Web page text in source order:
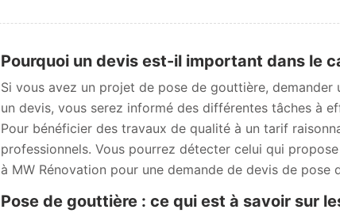
Pourquoi un devis est-il important dans le
Si vous avez un projet de pose de gouttière,
un devis, vous serez informé des différentes tâches à
Pour bénéficier des travaux de qualité à un tarif
professionnels. Vous pourrez détecter celui qui
à MW Rénovation pour une demande de devis de pose
Pose de gouttière : ce qui est à savoir sur